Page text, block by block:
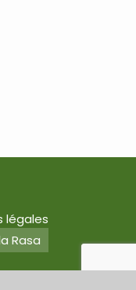
légales
Rasa